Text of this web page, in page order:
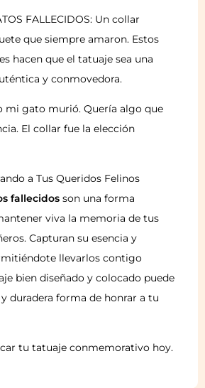
FALLECIDOS: Un collar
que siempre amaron. Estos
hacen que el tatuaje sea una
y conmovedora.
mi gato murió. Quería algo que
El collar fue la elección
a Tus Queridos Felinos
fallecidos son una forma
viva la memoria de tus
Capturan su esencia y
llevarlos contigo
bien diseñado y colocado puede
duradera forma de honrar a tu
tu tatuaje conmemorativo hoy.